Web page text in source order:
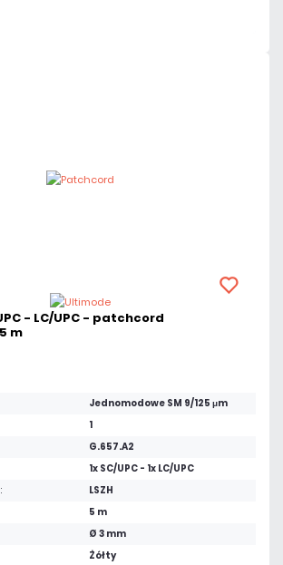
- LC/UPC - patchcord
m
Jednomodowe SM 9/125 μm
1
G.657.A2
1x SC/UPC - 1x LC/UPC
LSZH
5 m
Ø 3 mm
Żółty